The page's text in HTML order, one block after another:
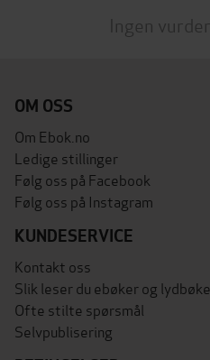
Ingen
OM OSS
Om Ebok.no
Ledige stillinger
Følg oss på Facebook
Følg oss på Instagram
KUNDESERVICE
Kontakt oss
Slik leser du ebøker og
Ofte stilte spørsmål
Selvpublisering